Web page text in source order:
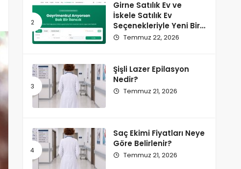
Girne Satılık Ev ve
İskele Satılık Ev
Seçenekleriyle Yeni Bir
Başlangıç
Temmuz 22, 2026
Şişli Lazer Epilasyon
Nedir?
Temmuz 21, 2026
Saç Ekimi Fiyatları Neye
Göre Belirlenir?
Temmuz 21, 2026